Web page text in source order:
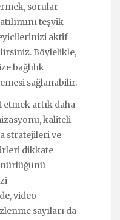
sorular
teşvik
aktif
Böylelikle,
bağlılık
sağlanabilir.
etmek artık daha
kaliteli
stratejileri ve
dikkate
video
sayıları da